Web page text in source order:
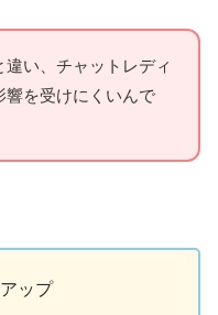
い、チャットレディ
響を受けにくいんで
ップ